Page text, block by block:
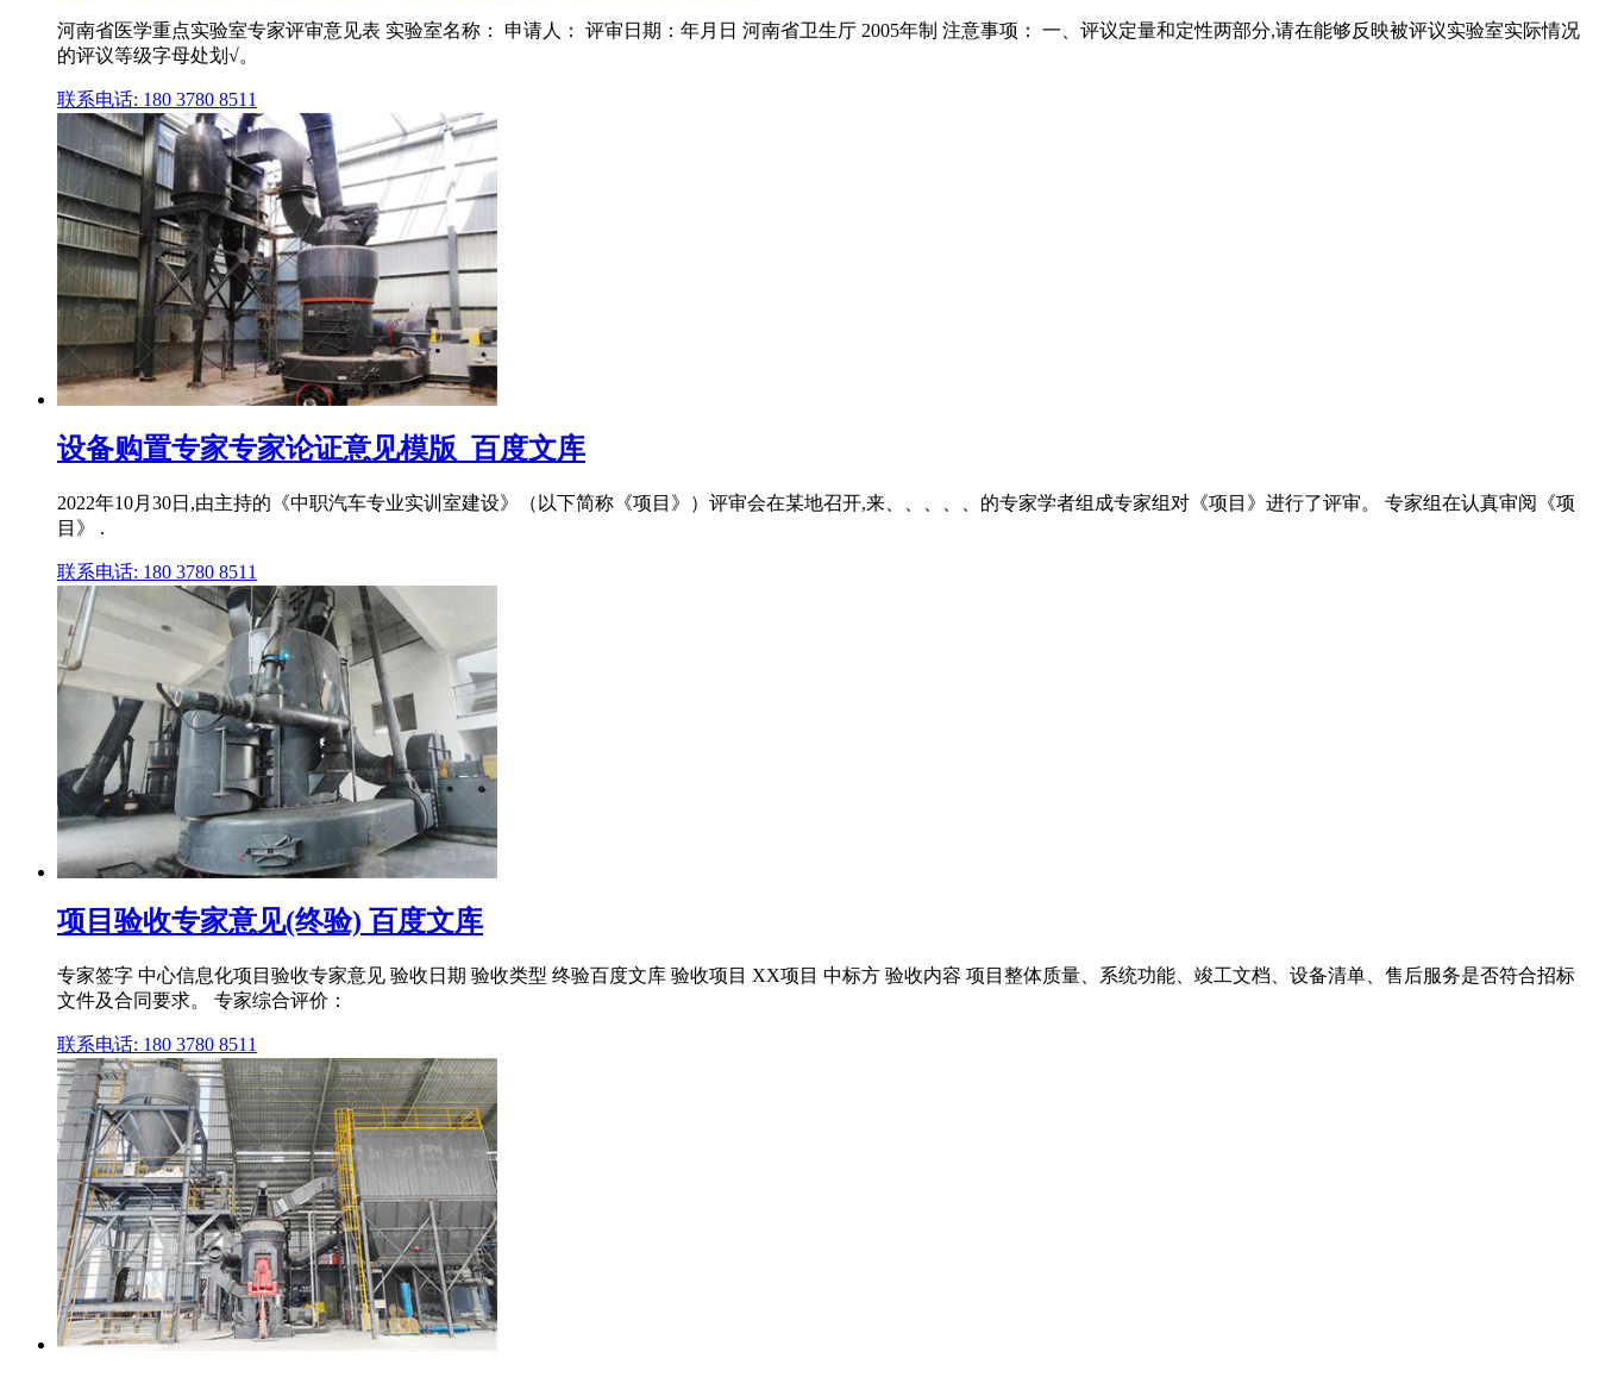
河南省医学重点实验室专家评审意见表 实验室名称： 申请人： 评审日期：年月日 河南省卫生厅 2005年制 注意事项： 一、评议定量和定性两部分,请在能够反映被评议实验室实际情况
的评议等级字母处划√。
联系电话: 180 3780 8511
设备购置专家专家论证意见模版_百度文库
2022年10月30日,由主持的《中职汽车专业实训室建设》（以下简称《项目》）评审会在某地召开,来、、、、、的专家学者组成专家组对《项目》进行了评审。 专家组在认真审阅《项
目》 .
联系电话: 180 3780 8511
项目验收专家意见(终验) 百度文库
专家签字 中心信息化项目验收专家意见 验收日期 验收类型 终验百度文库 验收项目 XX项目 中标方 验收内容 项目整体质量、系统功能、竣工文档、设备清单、售后服务是否符合招标
文件及合同要求。 专家综合评价：
联系电话: 180 3780 8511